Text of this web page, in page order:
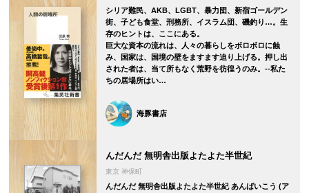
シリア難民、AKB、LGBT、暴力団、新宿ゴールデン
街、子ども食堂、刑務所、イスラム団、磯釣り…。生
存のヒントは、ここにある。
巨大な資本の流れは、人々の暮らしをボロボロに蝕
み、国家は、国境の壁をますます迫り上げる。押し出
された者は、当て所もなく荒野を彷徨うのみ。--私た
ちの居場所はい…
海豚書店
んだんだ 無明舎出版よたよた半世紀
東京 神保町
んだんだ 無明舎出版よたよた半世紀 あんばいこう (ア